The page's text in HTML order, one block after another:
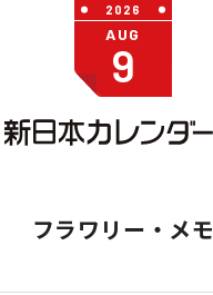
2026
AUG
9
フラワリー・メモ